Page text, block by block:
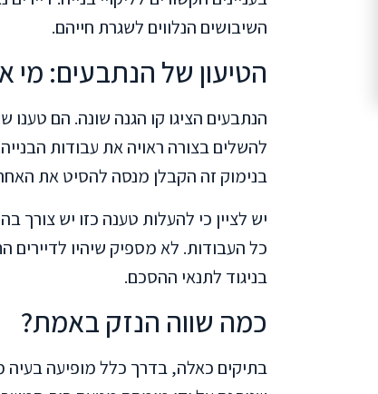
השיבושים הנלווים לשגרת חייהם.
הטיעון של הנתבעים: מי
הנתבעים הציגו קו הגנה שונה. הם
להשלים בצורה ראויה את עבודות
בנימוק זה הקבלן מנסה להסיט את
יש לציין כי להעלות טענה כזו יש
כל העבודות. לא מספיק שיהיו לדיירים
בניגוד לתנאי ההסכם.
כמה שווה הנזק באמת?
בתיקים כאלה, בדרך כלל מופיעה בעיה